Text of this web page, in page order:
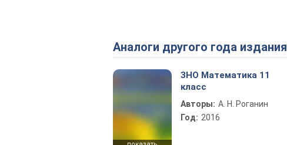
Аналоги другого года издания
ЗНО Математика 11
класс
Авторы: А. Н. Роганин
Год: 2016